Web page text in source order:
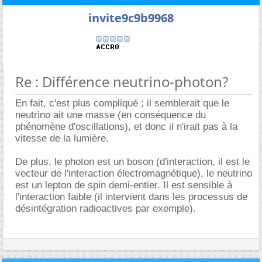
invite9c9b9968
Re : Différence neutrino-photon?
En fait, c'est plus compliqué ; il semblerait que le
neutrino ait une masse (en conséquence du
phénomène d'oscillations), et donc il n'irait pas à la
vitesse de la lumière.
De plus, le photon est un boson (d'interaction, il est le
vecteur de l'interaction électromagnétique), le neutrino
est un lepton de spin demi-entier. Il est sensible à
l'interaction faible (il intervient dans les processus de
désintégration radioactives par exemple).